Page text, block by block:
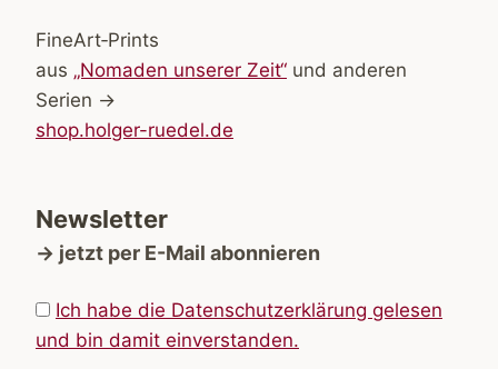
FineArt‑Prints
aus „Nomaden unserer Zeit“ und anderen
Serien →
shop.holger-ruedel.de
Newsletter
→ jetzt per E-Mail abonnieren
Ich habe die Datenschutzerklärung gelesen
und bin damit einverstanden.